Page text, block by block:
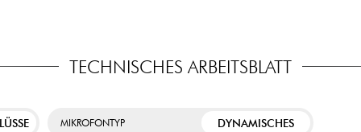
TECHNISCHES ARBEITSBLATT
MIKROFONTYP DYNAMISCHES